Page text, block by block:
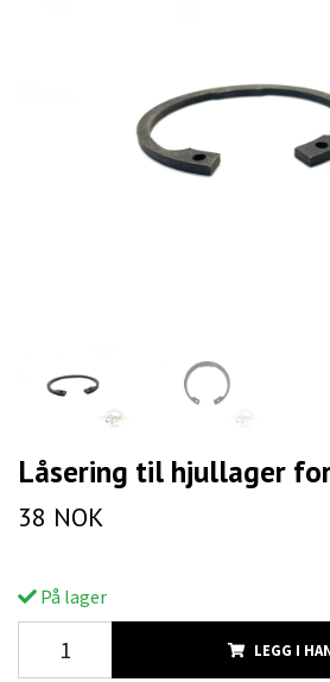
Låsering til hjullager
38 NOK
På lager
LEGG I